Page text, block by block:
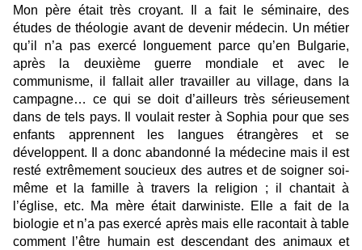
Mon père était très croyant. Il a fait le séminaire, des
études de théologie avant de devenir médecin. Un métier
qu’il n’a pas exercé longuement parce qu’en Bulgarie,
après la deuxième guerre mondiale et avec le
communisme, il fallait aller travailler au village, dans la
campagne… ce qui se doit d’ailleurs très sérieusement
dans de tels pays. Il voulait rester à Sophia pour que ses
enfants apprennent les langues étrangères et se
développent. Il a donc abandonné la médecine mais il est
resté extrêmement soucieux des autres et de soigner soi-
même et la famille à travers la religion ; il chantait à
l’église, etc. Ma mère était darwiniste. Elle a fait de la
biologie et n’a pas exercé après mais elle racontait à table
comment l’être humain est descendant des animaux et